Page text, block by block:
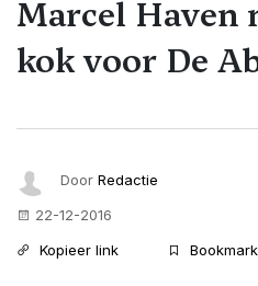
Marcel Haven
kok voor De
Door Redactie
22-12-2016
Kopieer link
Bookmark